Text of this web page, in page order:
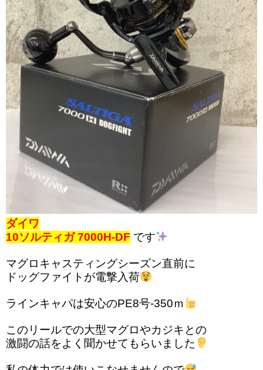
ダイワ
10ソルティガ 7000H-DF です
マグロキャスティングシーズン直前に
ドッグファイトが電撃入荷
ラインキャパは安心のPE8号-350ｍ
このリールでの大型マグロやカジキとの
激闘の話をよく聞かせてもらいました